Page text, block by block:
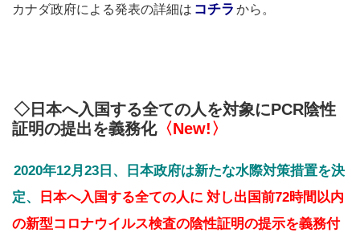
カナダ政府による発表の詳細は コチラ から。
◇日本へ入国する全ての人を対象にPCR陰性
証明の提出を義務化〈New! 〉
2020年12月23日、日本政府は新たな水際対策措置を決
定、
日本へ入国する全ての人に 対し出国前72時間以内
の新型コロナウイルス検査の陰性証明の提示を義務付